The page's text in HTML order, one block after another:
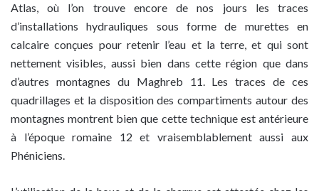
Atlas, où l’on trouve encore de nos jours les traces
d’installations hydrauliques sous forme de murettes en
calcaire conçues pour retenir l’eau et la terre, et qui sont
nettement visibles, aussi bien dans cette région que dans
d’autres montagnes du Maghreb 11. Les traces de ces
quadrillages et la disposition des compartiments autour des
montagnes montrent bien que cette technique est antérieure
à l’époque romaine 12 et vraisemblablement aussi aux
Phéniciens.